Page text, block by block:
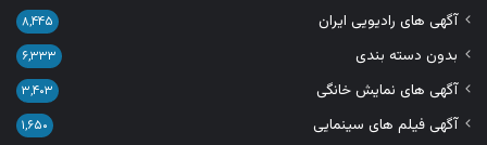
آگهی های رادیویی ایران ۸,۴۴۵
بدون دسته بندی ۶,۳۳۳
آگهی های نمایش خانگی ۳,۴۰۳
آگهی فیلم های سینمایی ۱,۶۵۰